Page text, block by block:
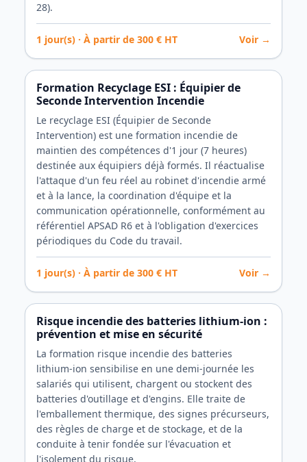
28).
1 jour(s) · À partir de 300 € HT Voir →
Formation Recyclage ESI : Équipier de
Seconde Intervention Incendie
Le recyclage ESI (Équipier de Seconde
Intervention) est une formation incendie de
maintien des compétences d'1 jour (7 heures)
destinée aux équipiers déjà formés. Il réactualise
l'attaque d'un feu réel au robinet d'incendie armé
et à la lance, la coordination d'équipe et la
communication opérationnelle, conformément au
référentiel APSAD R6 et à l'obligation d'exercices
périodiques du Code du travail.
1 jour(s) · À partir de 300 € HT Voir →
Risque incendie des batteries lithium-ion :
prévention et mise en sécurité
La formation risque incendie des batteries
lithium-ion sensibilise en une demi-journée les
salariés qui utilisent, chargent ou stockent des
batteries d'outillage et d'engins. Elle traite de
l'emballement thermique, des signes précurseurs,
des règles de charge et de stockage, et de la
conduite à tenir fondée sur l'évacuation et
l'isolement du risque.